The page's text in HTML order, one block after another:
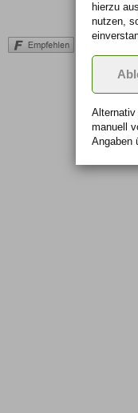
hierzu
nutzen,
Alternativ
manuell
Angaben